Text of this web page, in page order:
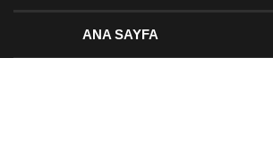
ANA SAYFA